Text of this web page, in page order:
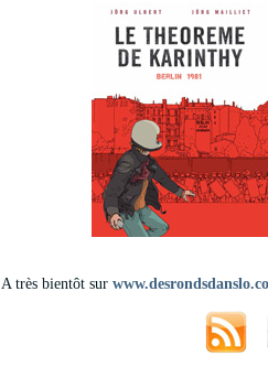
A très bientôt sur